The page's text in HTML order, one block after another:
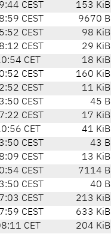
CEST
153 KiB
CEST
9670 B
CEST
98 KiB
CEST
29 KiB
CET
18 KiB
CEST
160 KiB
CEST
11 KiB
CEST
45 B
CEST
17 KiB
CET
41 KiB
CEST
43 B
CEST
13 KiB
CEST
7114 B
CEST
40 B
CEST
213 KiB
CEST
633 KiB
CET 204 KiB